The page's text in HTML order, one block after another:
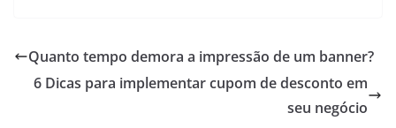
Quanto tempo demora a impressão de um banner?
6 Dicas para implementar cupom de desconto em
seu negócio